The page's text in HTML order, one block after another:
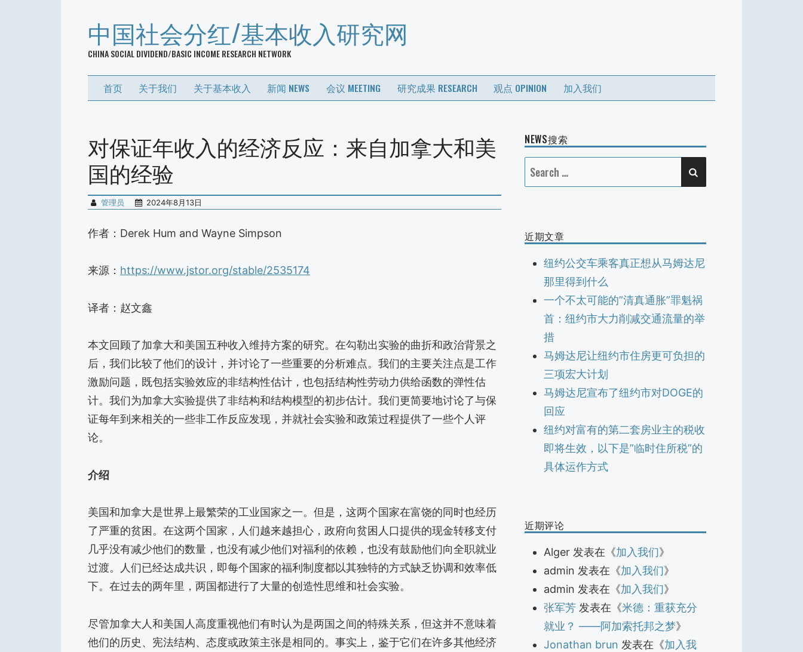
中国社会分红/基本收入研究网
CHINA SOCIAL DIVIDEND/BASIC INCOME RESEARCH NETWORK
首页 关于我们 关于基本收入 新闻 NEWS 会议 MEETING 研究成果 RESEARCH 观点 OPINION 加入我们
对保证年收入的经济反应：来自加拿大和美
国的经验
管理员 2024年8月13日
作者：Derek Hum and Wayne Simpson
来源： https://www.jstor.org/stable/2535174
译者：赵文鑫
本文回顾了加拿大和美国五种收入维持方案的研究。在勾勒出实验的曲折和政治背景之
后，我们比较了他们的设计，并讨论了一些重要的分析难点。我们的主要关注点是工作
激励问题，既包括实验效应的非结构性估计，也包括结构性劳动力供给函数的弹性估
计。我们为加拿大实验提供了非结构和结构模型的初步估计。我们更简要地讨论了与保
证每年到来相关的一些非工作反应发现，并就社会实验和政策过程提供了一些个人评
论。
介绍
美国和加拿大是世界上最繁荣的工业国家之一。但是，这两个国家在富饶的同时也经历
了严重的贫困。在这两个国家，人们越来越担心，政府向贫困人口提供的现金转移支付
几乎没有减少他们的数量，也没有减少他们对福利的依赖，也没有鼓励他们向全职就业
过渡。人们已经达成共识，即每个国家的福利制度都以其独特的方式缺乏协调和效率低
下。在过去的两年里，两国都进行了大量的创造性思维和社会实验。
尽管加拿大人和美国人高度重视他们有时认为是两国之间的特殊关系，但这并不意味着
他们的历史、宪法结构、态度或政策主张是相同的。事实上，鉴于它们在许多其他经济
NEWS搜索
Search
for:
近期文章
纽约公交车乘客真正想从马姆达尼
那里得到什么
一个不太可能的”清真通胀”罪魁祸
首：纽约市大力削减交通流量的举
措
马姆达尼让纽约市住房更可负担的
三项宏大计划
马姆达尼宣布了纽约市对DOGE的
回应
纽约对富有的第二套房业主的税收
即将生效，以下是”临时住所税”的
具体运作方式
近期评论
Alger发表在《加入我们》
admin 发表在《加入我们》
admin 发表在《加入我们》
张军芳发表在《米德：重获充分
就业？ ——阿加索托邦之梦》
Jonathan brun 发表在《加入我